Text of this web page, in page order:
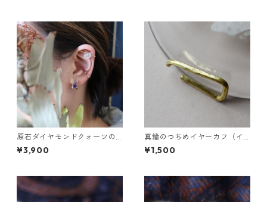
原石ダイヤモンドクォーツの
イヤーカフ（インダストリア
ル風）
¥3,900
真鍮のつちめイヤーカフ（イ
ンダストリアル風）
¥1,500